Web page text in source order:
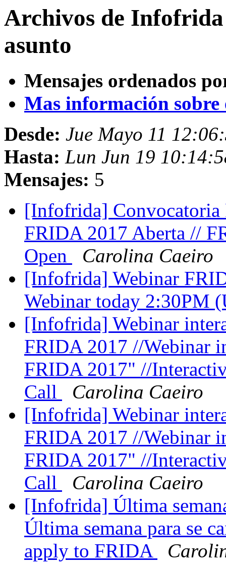
Archivos de
asunto
Mensajes ordenados
Mas información sobre
Desde: Jue Mayo 11
Hasta: Lun Jun 19
Mensajes: 5
[Infofrida] Convocatoria
FRIDA 2017 Aberta //
Open
Carolina Caeiro
[Infofrida] Webinar
Webinar today 2:30PM
[Infofrida] Webinar
FRIDA 2017 //Webinar
FRIDA 2017" //
Call
Carolina Caeiro
[Infofrida] Webinar
FRIDA 2017 //Webinar
FRIDA 2017" //
Call
Carolina Caeiro
[Infofrida] Última
Última semana para se
apply to FRIDA